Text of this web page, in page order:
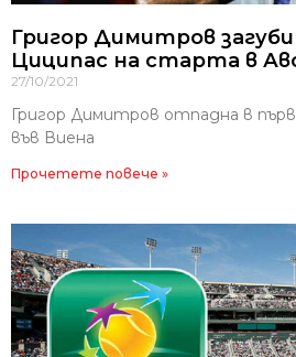
Григор Димитров
Циципас на старта в
27/10/2021
Григор Димитров отпадна в
във Виена
Прочетете повече »